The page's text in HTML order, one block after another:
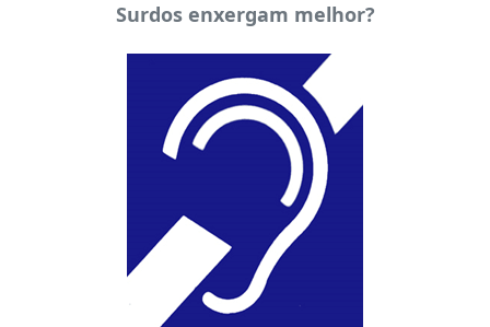
Surdos enxergam melhor?